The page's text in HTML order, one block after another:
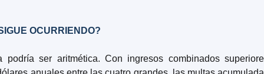
OCURRIENDO?
podría ser aritmética. Con ingresos combinados